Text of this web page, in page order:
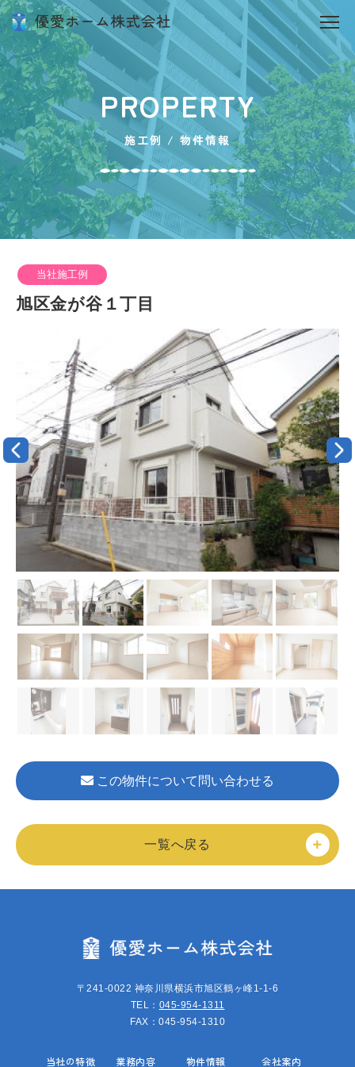
PROPERTY
施工例 / 物件情報
当社施工例
旭区金が谷１丁目
この物件について問い合わせる
一覧へ戻る
〒241-0022 神奈川県横浜市旭区鶴ヶ峰1-1-6
TEL： 045-954-1311
FAX：045-954-1310
当社の特徴 業務内容 物件情報 会社案内